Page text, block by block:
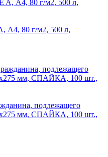
А4, 80 г/м2, 500 л,
подлежащего
мм, СПАЙКА, 100 шт.,